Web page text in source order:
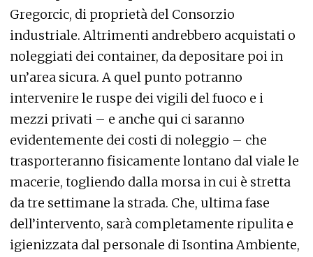
Gregorcic, di proprietà del Consorzio
industriale. Altrimenti andrebbero acquistati o
noleggiati dei container, da depositare poi in
un’area sicura. A quel punto potranno
intervenire le ruspe dei vigili del fuoco e i
mezzi privati – e anche qui ci saranno
evidentemente dei costi di noleggio – che
trasporteranno fisicamente lontano dal viale le
macerie, togliendo dalla morsa in cui è stretta
da tre settimane la strada. Che, ultima fase
dell’intervento, sarà completamente ripulita e
igienizzata dal personale di Isontina Ambiente,